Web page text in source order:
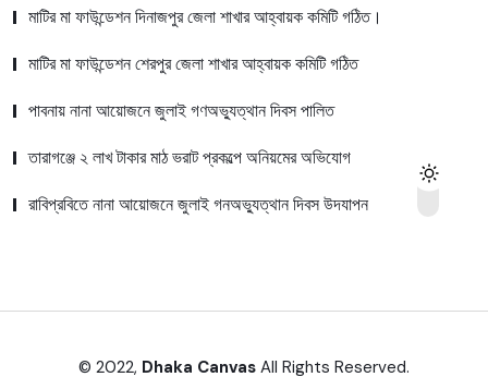
মাটির মা ফাউন্ডেশন দিনাজপুর জেলা শাখার আহ্বায়ক কমিটি গঠিত।
মাটির মা ফাউন্ডেশন শেরপুর জেলা শাখার আহ্বায়ক কমিটি গঠিত
পাবনায় নানা আয়োজনে জুলাই গণঅভ্যুত্থান দিবস পালিত
তারাগঞ্জে ২ লাখ টাকার মাঠ ভরাট প্রকল্পে অনিয়মের অভিযোগ
রাবিপ্রবিতে নানা আয়োজনে জুলাই গনঅভ্যুত্থান দিবস উদযাপন
© 2022, Dhaka Canvas All Rights Reserved.